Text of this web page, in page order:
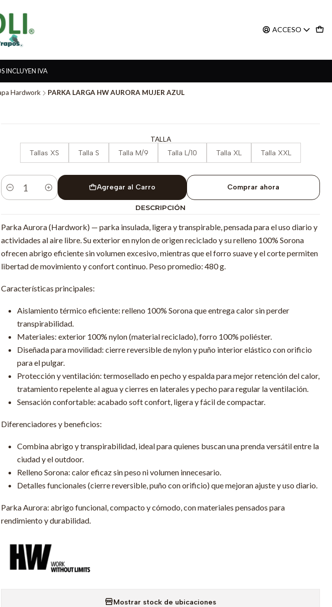
ACCESO
INCLUYEN IVA
Hardwork PARKA LARGA HW AURORA MUJER AZUL
TALLA
Tallas XS Talla S Talla M/9 Talla L/10 Talla XL Talla XXL
Cantidad
Agregar al Carro Comprar ahora
DESCRIPCIÓN
Parka Aurora (Hardwork) — parka insulada, ligera y transpirable, pensada para el uso diario y
actividades al aire libre. Su exterior en nylon de origen reciclado y su relleno 100% Sorona
ofrecen abrigo eficiente sin volumen excesivo, mientras que el forro suave y el corte permiten
libertad de movimiento y confort continuo. Peso promedio: 480 g.
Características principales:
Aislamiento térmico eficiente: relleno 100% Sorona que entrega calor sin perder
transpirabilidad.
Materiales: exterior 100% nylon (material reciclado), forro 100% poliéster.
Diseñada para movilidad: cierre reversible de nylon y puño interior elástico con orificio
para el pulgar.
Protección y ventilación: termosellado en pecho y espalda para mejor retención del calor,
tratamiento repelente al agua y cierres en laterales y pecho para regular la ventilación.
Sensación confortable: acabado soft confort, ligera y fácil de compactar.
Diferenciadores y beneficios:
Combina abrigo y transpirabilidad, ideal para quienes buscan una prenda versátil entre la
ciudad y el outdoor.
Relleno Sorona: calor eficaz sin peso ni volumen innecesario.
Detalles funcionales (cierre reversible, puño con orificio) que mejoran ajuste y uso diario.
Parka Aurora: abrigo funcional, compacto y cómodo, con materiales pensados para
rendimiento y durabilidad.
Mostrar stock de ubicaciones